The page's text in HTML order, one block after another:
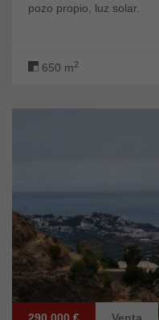
pozo propio, luz solar.
650 m2